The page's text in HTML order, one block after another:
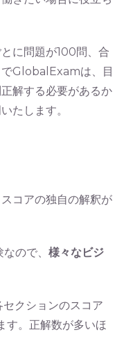
に問題が100問、合
GlobalExamは、目
解する必要があるか
たします。
コアの独自の解釈が
ので、 様々なビジ
クションのスコア
す。正解数が多いほ